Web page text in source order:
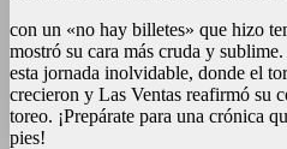
con un «no hay billetes» que hizo
mostró su cara más cruda y
esta jornada inolvidable, donde el
crecieron y Las Ventas reafirmó su
toreo. ¡Prepárate para una crónica
pies!